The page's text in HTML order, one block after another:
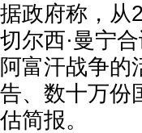
据政府称，从
切尔西·曼宁
阿富汗战争的
告、数十万份
估简报。